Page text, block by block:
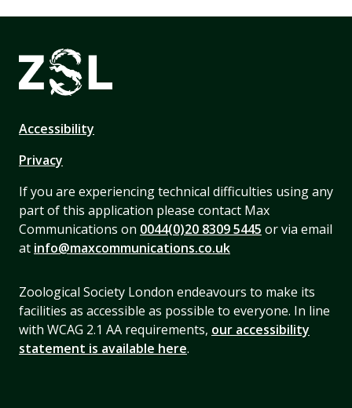
Accessibility
Privacy
If you are experiencing technical difficulties using any
part of this application please contact Max
Communications on 0044(0)20 8309 5445 or via email
at info@maxcommunications.co.uk
Zoological Society London endeavours to make its
facilities as accessible as possible to everyone. In line
with WCAG 2.1 AA requirements, our accessibility
statement is available here.